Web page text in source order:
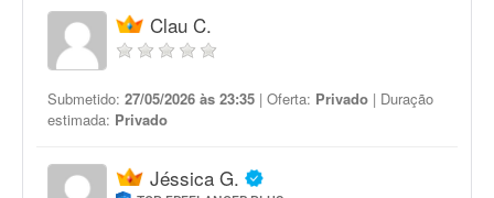
Clau C.
Submetido: 27/05/2026 às 23:35 | Oferta: Privado | Duração
estimada: Privado
Jéssica G.